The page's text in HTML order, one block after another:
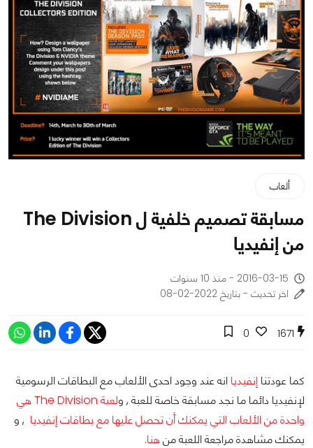
ألعاب
مسابقة تصميم خلفية ل The Division
من إنفيديا
2016-03-15 - منذ 10 سنوات
اخر تحديث - بتاريخ 2022-02-08
1671
0
كما عودتنا إنفيديا انه عند وجود احدى الألعاب مع البطاقات الرسومية
لإنفيديا دائما ما نجد مسابقة خاصة للعبة , و
لعبة The Division هي
واحدة من الألعاب التي يمكنك أن تحصل عليها مع بطاقات إنفيديا , و
يمكنك مشاهدة مراجعة اللعبة منهنا.